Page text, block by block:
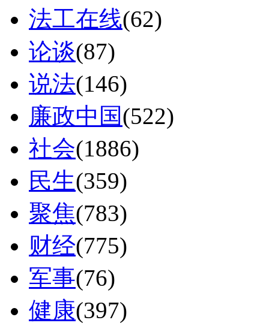
法工在线(62)
论谈(87)
说法(146)
廉政中国(522)
社会(1886)
民生(359)
聚焦(783)
财经(775)
军事(76)
健康(397)